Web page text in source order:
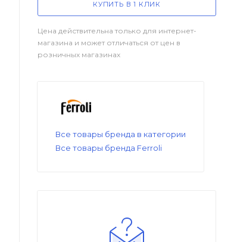
КУПИТЬ В 1 КЛИК
Цена действительна только для интернет-
магазина и может отличаться от цен в
розничных магазинах
Все товары бренда в категории
Все товары бренда Ferroli